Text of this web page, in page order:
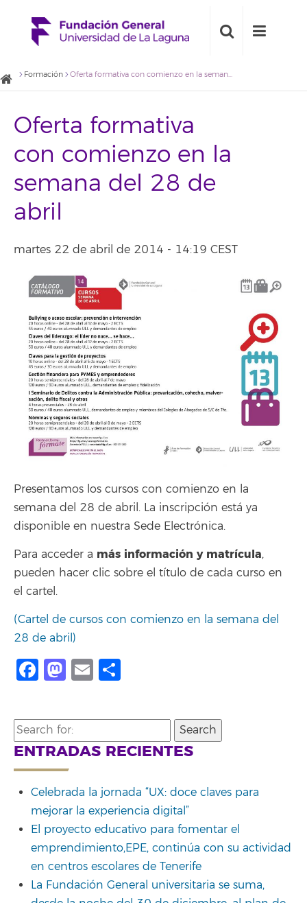
Formación Oferta formativa con comienzo en la semana del 28 de abril
Oferta formativa
con comienzo en la
semana del 28 de
abril
martes 22 de abril de 2014 - 14:19 CEST
Presentamos los cursos con comienzo en la
semana del 28 de abril. La inscripción está ya
disponible en nuestra Sede Electrónica.
Para acceder a más información y matrícula,
pueden hacer clic sobre el título de cada curso en
el cartel.
(Cartel de cursos con comienzo en la semana del
28 de abril)
Facebook
Mastodon
Email
Search
for:
ENTRADAS RECIENTES
Celebrada la jornada “UX: doce claves para
mejorar la experiencia digital”
El proyecto educativo para fomentar el
emprendimiento,EPE, continúa con su actividad
en centros escolares de Tenerife
La Fundación General universitaria se suma,